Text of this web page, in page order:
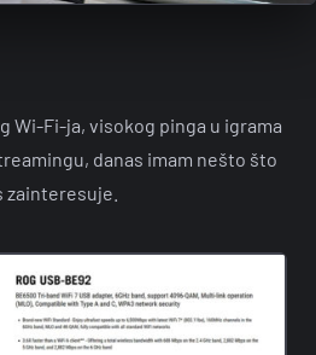
Wi-Fi-ja, visokog pinga u igrama
danas imam nešto što
zainteresuje.